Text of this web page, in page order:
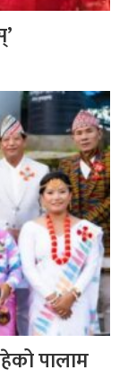
पालाम